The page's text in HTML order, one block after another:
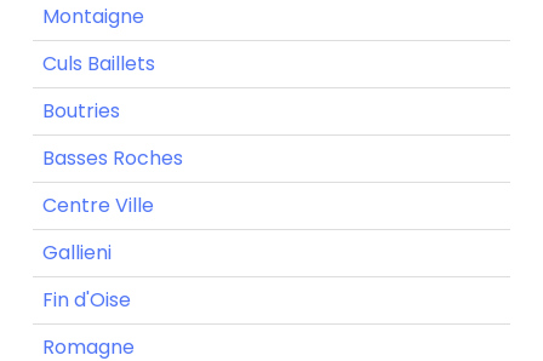
Montaigne
Culs Baillets
Boutries
Basses Roches
Centre Ville
Gallieni
Fin d'Oise
Romagne